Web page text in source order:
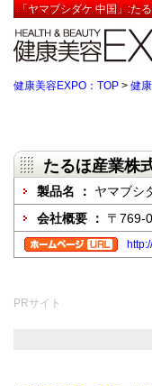
「ヤマブシダケ 中国」:た
健康美容EXPO：TOP > 健
たるほ産業株
製品名 ： ヤマブシ
会社概要 ： 〒769-
PRサイト